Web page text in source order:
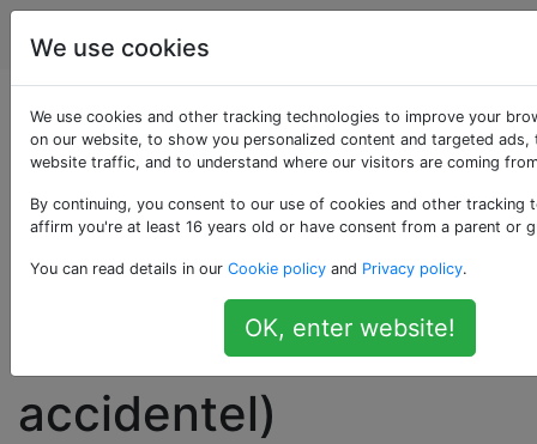
Apple
Réparer le verrou de
défilement vertical
Mavericks?
(défilement saccadé,
retour de safari
accidentel)
We use cookies
We use cookies and other tracking technologies to improve your
on our website, to show you personalized content and targeted ads,
website traffic, and to understand where our visitors are coming
By continuing, you consent to our use of cookies and other tracking
affirm you're at least 16 years old or have consent from a parent or
You can read details in our Cookie policy and Privacy policy.
OK, enter website!